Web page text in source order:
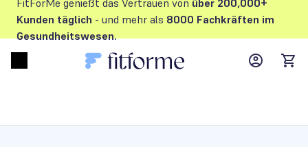
FitForMe genießt das Vertrauen von über 200,000+
Kunden täglich - und mehr als 8000 Fachkräften im
Gesundheitswesen.
MyFFM